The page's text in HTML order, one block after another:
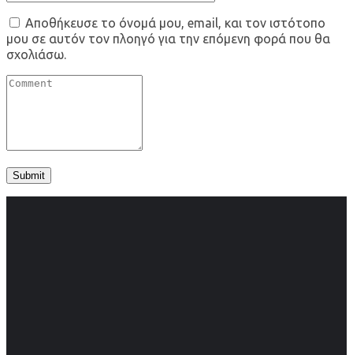
Αποθήκευσε το όνομά μου, email, και τον ιστότοπο
μου σε αυτόν τον πλοηγό για την επόμενη φορά που θα
σχολιάσω.